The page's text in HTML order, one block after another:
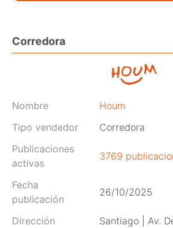
Corredora
Nombre
Houm
Tipo vendedor
Corredora
Publicaciones
activas
3769
Fecha
publicación
26/10/2025
Dirección
Santiago | Av.